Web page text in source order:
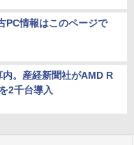
PC情報はこのページで
。産経新聞社がAMD R
2千台導入